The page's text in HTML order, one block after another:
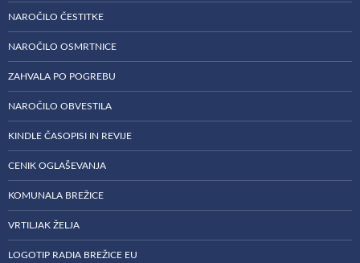
NAROČILO ČESTITKE
NAROČILO OSMRTNICE
ZAHVALA PO POGREBU
NAROČILO OBVESTILA
KINDLE ČASOPISI IN REVIJE
CENIK OGLAŠEVANJA
KOMUNALA BREŽICE
VRTILJAK ŽELJA
LOGOTIP RADIA BREŽICE EU